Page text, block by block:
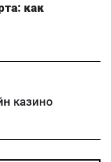
как
казино